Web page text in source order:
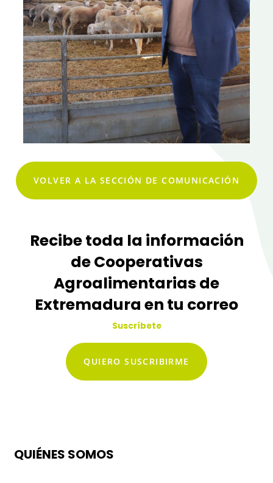
VOLVER A LA SECCIÓN DE COMUNICACIÓN
Recibe toda la información
de Cooperativas
Agroalimentarias de
Extremadura en tu correo
Suscríbete
QUIERO SUSCRIBIRME
QUIÉNES SOMOS